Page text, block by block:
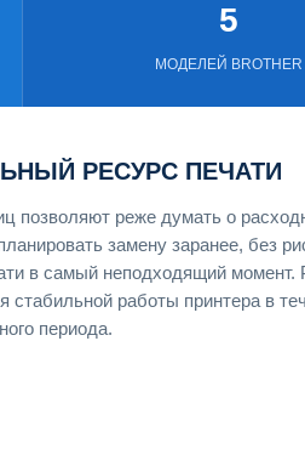
5
МОДЕЛЕЙ BROTHER
РЕСУРС ПЕЧАТИ
позволяют реже думать о
замену заранее, без
в самый неподходящий момент.
стабильной работы принтера в
периода.